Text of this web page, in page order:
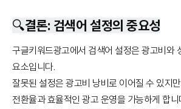
🔍결론: 검색어 설정의 중요성
구글키워드광고에서 검색어 설정은 광고비와
요소입니다.
잘못된 설정은 광고비 낭비로 이어질 수 있지
전환율과 효율적인 광고 운영을 가능하게 합